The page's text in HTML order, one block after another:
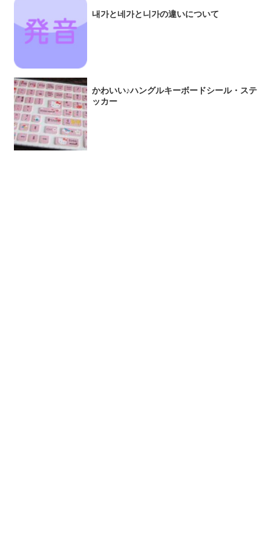
내가と네가と니가の違いについて
かわいい♪ハングルキーボードシール・ステ
ッカー